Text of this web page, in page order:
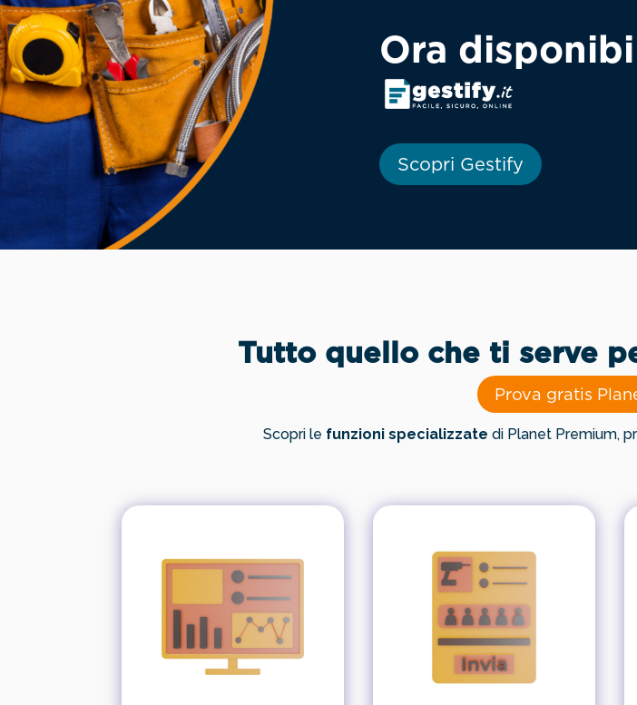
Ora
Scopri Gestify
Tutto quello che ti serve
Prova gratis
Scopri le funzioni specializzate di Planet Premium,